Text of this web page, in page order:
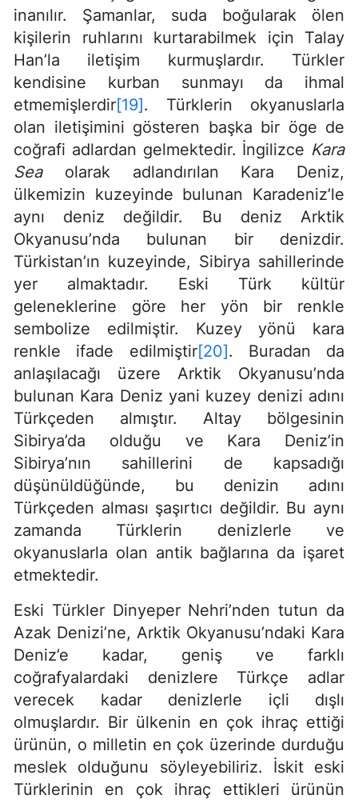
inanılır. Şamanlar, suda boğularak ölen
kişilerin ruhlarını kurtarabilmek için Talay
Han’la iletişim kurmuşlardır. Türkler
kendisine kurban sunmayı da ihmal
etmemişlerdir[19]. Türklerin okyanuslarla
olan iletişimini gösteren başka bir öge de
coğrafi adlardan gelmektedir. İngilizce Kara
Sea olarak adlandırılan Kara Deniz,
ülkemizin kuzeyinde bulunan Karadeniz’le
aynı deniz değildir. Bu deniz Arktik
Okyanusu’nda bulunan bir denizdir.
Türkistan’ın kuzeyinde, Sibirya sahillerinde
yer almaktadır. Eski Türk kültür
geleneklerine göre her yön bir renkle
sembolize edilmiştir. Kuzey yönü kara
renkle ifade edilmiştir[20]. Buradan da
anlaşılacağı üzere Arktik Okyanusu’nda
bulunan Kara Deniz yani kuzey denizi adını
Türkçeden almıştır. Altay bölgesinin
Sibirya’da olduğu ve Kara Deniz’in
Sibirya’nın sahillerini de kapsadığı
düşünüldüğünde, bu denizin adını
Türkçeden alması şaşırtıcı değildir. Bu aynı
zamanda Türklerin denizlerle ve
okyanuslarla olan antik bağlarına da işaret
etmektedir.
Eski Türkler Dinyeper Nehri’nden tutun da
Azak Denizi’ne, Arktik Okyanusu’ndaki Kara
Deniz’e kadar, geniş ve farklı
coğrafyalardaki denizlere Türkçe adlar
verecek kadar denizlerle içli dışlı
olmuşlardır. Bir ülkenin en çok ihraç ettiği
ürünün, o milletin en çok üzerinde durduğu
meslek olduğunu söyleyebiliriz. İskit eski
Türklerinin en çok ihraç ettikleri ürünün